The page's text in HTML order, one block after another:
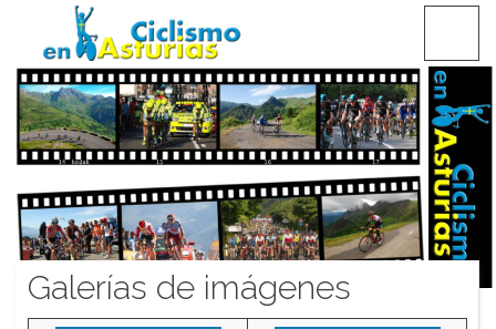
CICLISMO EN ASTURIAS
Galerías de imágenes